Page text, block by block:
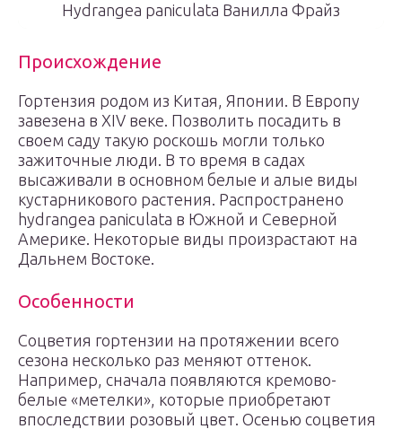
Hydrangea paniculata Ванилла Фрайз
Происхождение
Гортензия родом из Китая, Японии. В Европу
завезена в XIV веке. Позволить посадить в
своем саду такую роскошь могли только
зажиточные люди. В то время в садах
высаживали в основном белые и алые виды
кустарникового растения. Распространено
hydrangea paniculata в Южной и Северной
Америке. Некоторые виды произрастают на
Дальнем Востоке.
Особенности
Соцветия гортензии на протяжении всего
сезона несколько раз меняют оттенок.
Например, сначала появляются кремово-
белые «метелки», которые приобретают
впоследствии розовый цвет. Осенью соцветия